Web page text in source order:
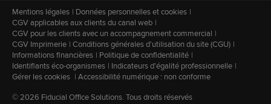
Mentions légales
Données personnelles et cookies
CGV applicables aux clients du canal web
CGV pour les clients avec un accompagnement commercial
CGV Imprimerie Conditions générales d'utilisation du site (CGU)
Informations financières
Politique de confidentialité
Identifiants éco-organismes
Indicateurs d'égalité professionnelle
Gérer les cookies
Accessibilité numérique : non conforme
© 2026 Fiducial Office Solutions. Tous droits réservés